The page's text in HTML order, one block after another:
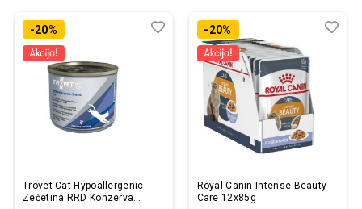
-20%
Trovet Cat Hypoallergenic
Zečetina RRD Konzerva
Dodaj
Uporedi-20%
Royal Canin Intense Beauty
Care 12x85g